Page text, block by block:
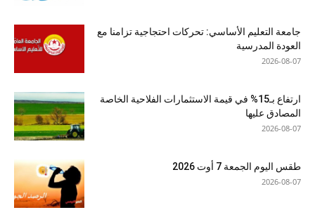
جامعة التعليم الأساسي: تحركات احتجاجية تزامنا مع
العودة المدرسية
2026-08-07
ارتفاع بـ15% في قيمة الاستثمارات الفلاحية الخاصة
المصادق عليها
2026-08-07
طقس اليوم الجمعة 7 أوت 2026
2026-08-07